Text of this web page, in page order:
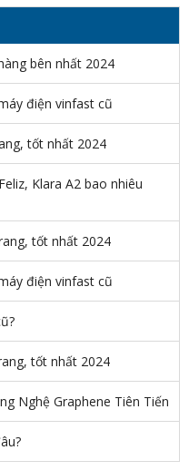
bên nhất 2024
điện vinfast cũ
tốt nhất 2024
Klara A2 bao nhiêu
tốt nhất 2024
điện vinfast cũ
tốt nhất 2024
Nghệ Graphene Tiên Tiến